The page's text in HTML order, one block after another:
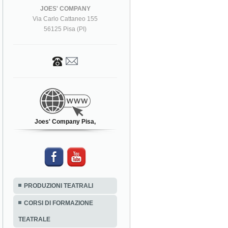
JOES' COMPANY
Via Carlo Cattaneo 155
56125 Pisa (PI)
Joes' Company Pisa,
PRODUZIONI TEATRALI
CORSI DI FORMAZIONE
TEATRALE